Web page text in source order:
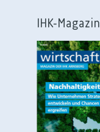
IHK-Magazin